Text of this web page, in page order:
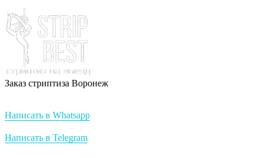
Заказ стриптиза Воронеж
Написать в Whatsapp
Написать в Telegram